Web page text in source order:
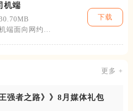
机端
端面向网约
下载
更多 +
王强者之路》》8月媒体礼包